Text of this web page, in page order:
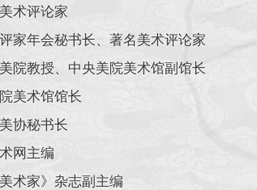
术评论家
家年会秘书长、著名美术评论家
院教授、中央美院美术馆副馆长
美术馆馆长
协秘书长
网主编
术家》杂志副主编